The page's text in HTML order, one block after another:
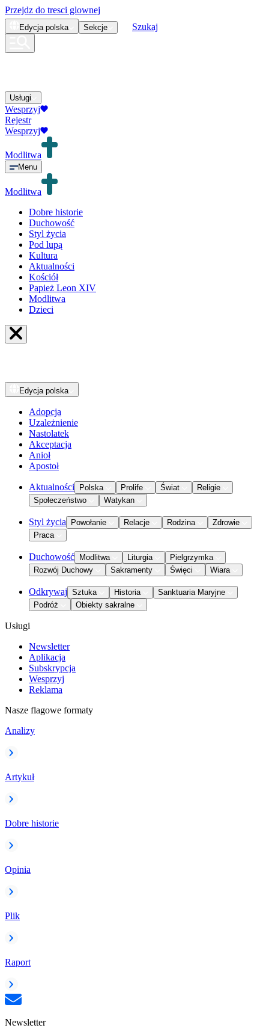
Przejdz do tresci glownej
Edycja polska Sekcje Szukaj
Usługi
Wesprzyj
Rejestr
Wesprzyj
Modlitwa
Menu
Modlitwa
Dobre historie
Duchowość
Styl życia
Pod lupą
Kultura
Aktualności
Kościół
Papież Leon XIV
Modlitwa
Dzieci
Edycja polska
Adopcja
Uzależnienie
Nastolatek
Akceptacja
Anioł
Apostoł
Aktualności Polska Prolife Świat
Religie
Społeczeństwo
Watykan
Styl życia Powołanie Relacje Rodzina
Zdrowie
Praca
Duchowość Modlitwa Liturgia
Pielgrzymka
Rozwój Duchowy
Sakramenty Święci Wiara
Odkrywaj Sztuka Historia
Sanktuaria Maryjne
Podróż
Obiekty sakralne
Usługi
Newsletter
Aplikacja
Subskrypcja
Wesprzyj
Reklama
Nasze flagowe formaty
Analizy
Artykuł
Dobre historie
Opinia
Plik
Raport
Newsletter